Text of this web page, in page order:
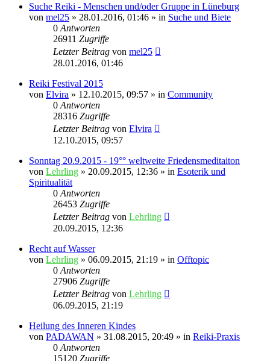
Suche Reiki - Menschen und/oder Gruppe in Lüneburg
von mel25 » 28.01.2016, 01:46 » in Suche und Biete
0 Antworten
26911 Zugriffe
Letzter Beitrag von mel25
28.01.2016, 01:46
Reiki Festival 2015
von Elvira » 12.10.2015, 09:57 » in Community
0 Antworten
28316 Zugriffe
Letzter Beitrag von Elvira
12.10.2015, 09:57
Sonntag 20.9.2015 - 19°° weltweite Friedensmeditaiton
von Lehrling » 20.09.2015, 12:36 » in Esoterik und
Spiritualität
0 Antworten
26453 Zugriffe
Letzter Beitrag von Lehrling
20.09.2015, 12:36
Recht auf Wasser
von Lehrling » 06.09.2015, 21:19 » in Offtopic
0 Antworten
27906 Zugriffe
Letzter Beitrag von Lehrling
06.09.2015, 21:19
Heilung des Inneren Kindes
von PADAWAN » 31.08.2015, 20:49 » in Reiki-Praxis
0 Antworten
15120 Zugriffe